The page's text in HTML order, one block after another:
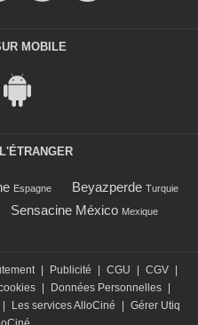
MOBILE
Espagne Beyazperde Turquie
Sensacine México Mexique
| Publicité | CGU | CGV |
| Données Personnelles |
| Les services AlloCiné | Gérer Utiq